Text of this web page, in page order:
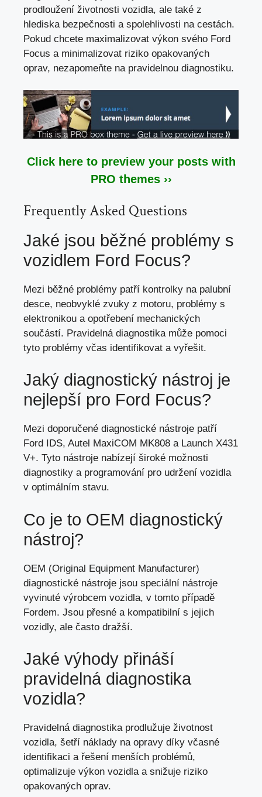
prodloužení životnosti vozidla, ale také z
hlediska bezpečnosti a spolehlivosti na cestách.
Pokud chcete maximalizovat výkon svého Ford
Focus a minimalizovat riziko opakovaných
oprav, nezapomeňte na pravidelnou diagnostiku.
Click here to preview your posts with
PRO themes ››
Frequently Asked Questions
Jaké jsou běžné problémy s
vozidlem Ford Focus?
Mezi běžné problémy patří kontrolky na palubní
desce, neobvyklé zvuky z motoru, problémy s
elektronikou a opotřebení mechanických
součástí. Pravidelná diagnostika může pomoci
tyto problémy včas identifikovat a vyřešit.
Jaký diagnostický nástroj je
nejlepší pro Ford Focus?
Mezi doporučené diagnostické nástroje patří
Ford IDS, Autel MaxiCOM MK808 a Launch X431
V+. Tyto nástroje nabízejí široké možnosti
diagnostiky a programování pro udržení vozidla
v optimálním stavu.
Co je to OEM diagnostický
nástroj?
OEM (Original Equipment Manufacturer)
diagnostické nástroje jsou speciální nástroje
vyvinuté výrobcem vozidla, v tomto případě
Fordem. Jsou přesné a kompatibilní s jejich
vozidly, ale často dražší.
Jaké výhody přináší
pravidelná diagnostika
vozidla?
Pravidelná diagnostika prodlužuje životnost
vozidla, šetří náklady na opravy díky včasné
identifikaci a řešení menších problémů,
optimalizuje výkon vozidlaa snižuje riziko
opakovaných oprav.